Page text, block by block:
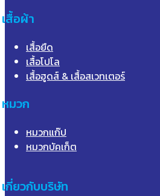
เสื้อผ้า
เสื้อยืด
เสื้อโปโล
เสื้อฮูดส์ & เสื้อสเวทเตอร์
หมวก
หมวกแก๊ป
หมวกบัคเก็ต
เกี่ยวกับบริษัท